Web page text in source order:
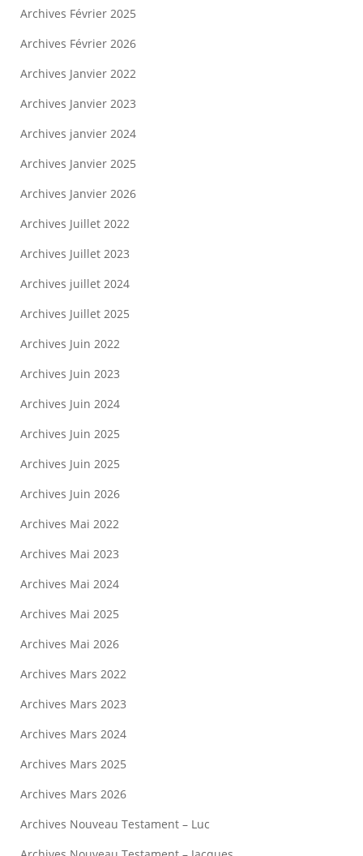
Archives Février 2025
Archives Février 2026
Archives Janvier 2022
Archives Janvier 2023
Archives janvier 2024
Archives Janvier 2025
Archives Janvier 2026
Archives Juillet 2022
Archives Juillet 2023
Archives juillet 2024
Archives Juillet 2025
Archives Juin 2022
Archives Juin 2023
Archives Juin 2024
Archives Juin 2025
Archives Juin 2025
Archives Juin 2026
Archives Mai 2022
Archives Mai 2023
Archives Mai 2024
Archives Mai 2025
Archives Mai 2026
Archives Mars 2022
Archives Mars 2023
Archives Mars 2024
Archives Mars 2025
Archives Mars 2026
Archives Nouveau Testament – Luc